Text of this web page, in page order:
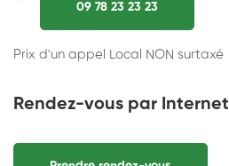
09 78 23 23 23
Prix d'un appel Local NON surtaxé
Rendez-vous par Internet